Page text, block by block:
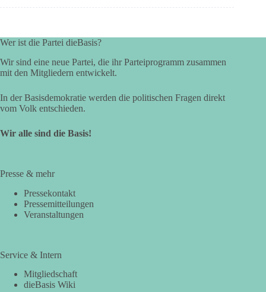
Wer ist die Partei dieBasis?
Wir sind eine neue Partei, die ihr Parteiprogramm zusammen
mit den Mitgliedern entwickelt.
In der Basisdemokratie werden die politischen Fragen direkt
vom Volk entschieden.
Wir alle sind die Basis!
Presse & mehr
Pressekontakt
Pressemitteilungen
Veranstaltungen
Service & Intern
Mitgliedschaft
dieBasis Wiki